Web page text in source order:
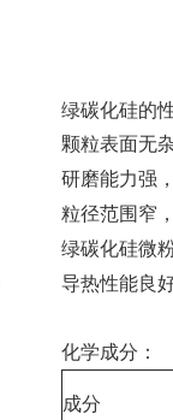
绿碳化硅的
颗粒表面无
研磨能力强
粒径范围窄
绿碳化硅微
导热性能良
化学成分：
成分